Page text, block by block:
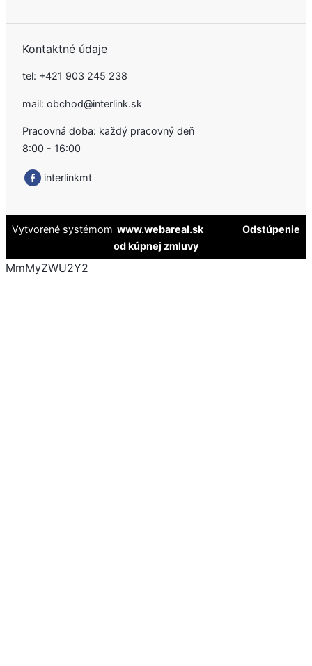
Kontaktné údaje
tel: +421 903 245 238
mail: obchod@interlink.sk
Pracovná doba: každý pracovný deň
8:00 - 16:00
interlinkmt
Vytvorené systémom www.webareal.sk
Odstúpenie
od kúpnej zmluvy
MmMyZWU2Y2